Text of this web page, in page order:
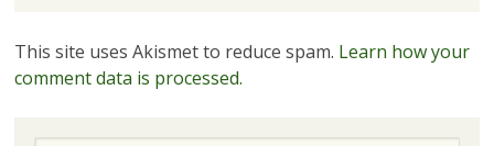
This site uses Akismet to reduce spam. Learn how your
comment data is processed.